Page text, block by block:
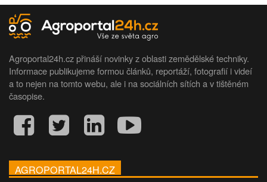
Agroportal24h.cz přináší novinky z oblasti zemědělské techniky.
Informace publikujeme formou článků, reportáží, fotografií i videí
a to nejen na tomto webu, ale i na sociálních sítích a v tištěném
časopise.
AGROPORTAL24H.CZ